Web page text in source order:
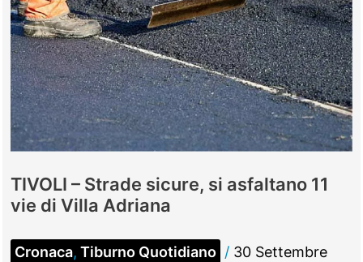
TIVOLI – Strade sicure, si asfaltano 11
vie di Villa Adriana
Cronaca, Tiburno Quotidiano / 30 Settembre